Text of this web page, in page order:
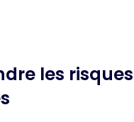
les risques